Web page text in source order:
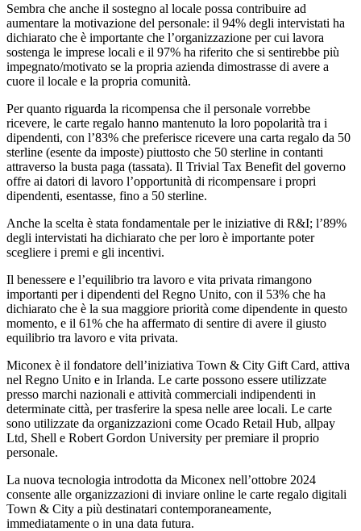
Sembra che anche il sostegno al locale possa contribuire ad
aumentare la motivazione del personale: il 94% degli intervistati ha
dichiarato che è importante che l’organizzazione per cui lavora
sostenga le imprese locali e il 97% ha riferito che si sentirebbe più
impegnato/motivato se la propria azienda dimostrasse di avere a
cuore il locale e la propria comunità.
Per quanto riguarda la ricompensa che il personale vorrebbe
ricevere, le carte regalo hanno mantenuto la loro popolarità tra i
dipendenti, con l’83% che preferisce ricevere una carta regalo da 50
sterline (esente da imposte) piuttosto che 50 sterline in contanti
attraverso la busta paga (tassata). Il Trivial Tax Benefit del governo
offre ai datori di lavoro l’opportunità di ricompensare i propri
dipendenti, esentasse, fino a 50 sterline.
Anche la scelta è stata fondamentale per le iniziative di R&I; l’89%
degli intervistati ha dichiarato che per loro è importante poter
scegliere i premi e gli incentivi.
Il benessere e l’equilibrio tra lavoro e vita privata rimangono
importanti per i dipendenti del Regno Unito, con il 53% che ha
dichiarato che è la sua maggiore priorità come dipendente in questo
momento, e il 61% che ha affermato di sentire di avere il giusto
equilibrio tra lavoro e vita privata.
Miconex è il fondatore dell’iniziativa Town & City Gift Card, attiva
nel Regno Unito e in Irlanda. Le carte possono essere utilizzate
presso marchi nazionali e attività commerciali indipendenti in
determinate città, per trasferire la spesa nelle aree locali. Le carte
sono utilizzate da organizzazioni come Ocado Retail Hub, allpay
Ltd, Shell e Robert Gordon University per premiare il proprio
personale.
La nuova tecnologia introdotta da Miconex nell’ottobre 2024
consente alle organizzazioni di inviare online le carte regalo digitali
Town & City a più destinatari contemporaneamente,
immediatamente o in una data futura.